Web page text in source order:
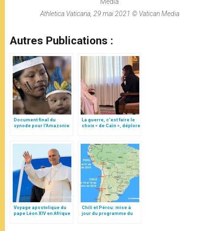
Athletica Vaticana, 29 mai 2021 © Vatican Media
Autres Publications :
Document final du
synode pour l'Amazonie
La guerre, c’est faire le
choix « de Caïn », déplore
Voyage apostolique du
pape Léon XIV en Afrique
Chili et Pérou: mise à
jour du programme du